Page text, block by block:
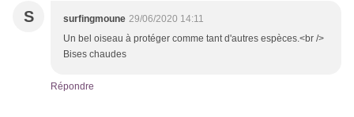
S surfingmoune 29/06/2020 14:11
Un bel oiseau à protéger comme tant d'autres espèces.<br />
Bises chaudes
Répondre